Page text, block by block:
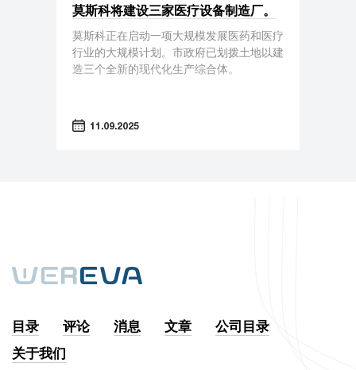
莫斯科将建设三家医疗设备制造厂。
莫斯科正在启动一项大规模发展医药和医疗
行业的大规模计划。市政府已划拨土地以建
造三个全新的现代化生产综合体。
11.09.2025
目录 评论 消息 文章
公司目录
关于我们